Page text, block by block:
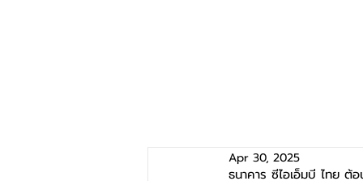
ธนาคาร ซีไอเอ็มบี ไทย
Apr 30, 2025